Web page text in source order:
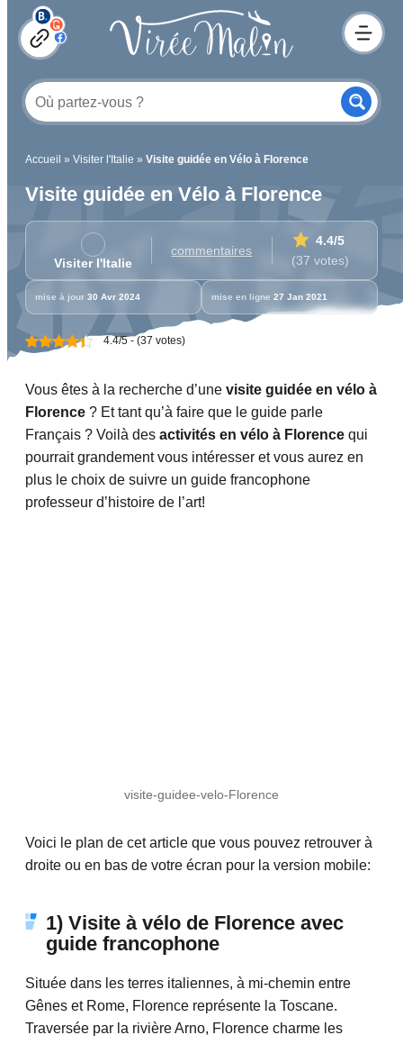
Accueil » Visiter l'Italie » Visite guidée en Vélo à Florence
Visite guidée en Vélo à Florence
Visiter l'Italie
commentaires
4.4/5
(37 votes)
mise à jour 30 Avr 2024 mise en ligne 27 Jan 2021
4.4/5 - (37 votes)
Vous êtes à la recherche d’une visite guidée en vélo à
Florence ? Et tant qu’à faire que le guide parle
Français ? Voilà des activités en vélo à Florence qui
pourrait grandement vous intéresser et vous aurez en
plus le choix de suivre un guide francophone
professeur d’histoire de l’art!
visite-guidee-velo-Florence
Voici le plan de cet article que vous pouvez retrouver à
droite ou en bas de votre écran pour la version mobile:
1) Visite à vélo de Florence avec
guide francophone
Située dans les terres italiennes, à mi-chemin entre
Gênes et Rome, Florence représente la Toscane.
Traversée par la rivière Arno, Florence charme les